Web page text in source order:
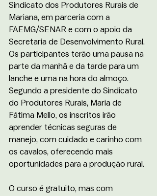
Sindicato dos Produtores Rurais de
Mariana, em parceria com a
FAEMG/SENAR e com o apoio da
Secretaria de Desenvolvimento Rural.
Os participantes terão uma pausa na
parte da manhã e da tarde para um
lanche e uma na hora do almoço.
Segundo a presidente do Sindicato
do Produtores Rurais, Maria de
Fátima Mello, os inscritos irão
aprender técnicas seguras de
manejo, com cuidado e carinho com
os cavalos, oferecendo mais
oportunidades para a produção rural.
O curso é gratuito, mas com